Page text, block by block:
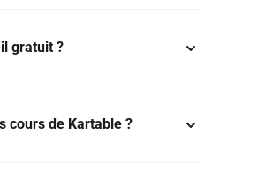
gratuit ?
cours de Kartable ?